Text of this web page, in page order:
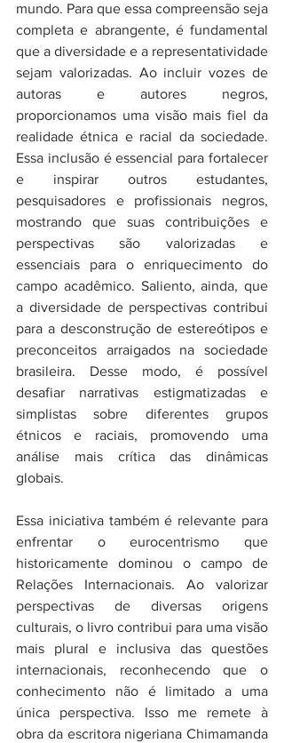
mundo. Para que essa compreensão seja
completa e abrangente, é fundamental
que a diversidade e a representatividade
sejam valorizadas. Ao incluir vozes de
autoras e autores negros,
proporcionamos uma visão mais fiel da
realidade étnica e racial da sociedade.
Essa inclusão é essencial para fortalecer
e inspirar outros estudantes,
pesquisadores e profissionais negros,
mostrando que suas contribuições e
perspectivas são valorizadas e
essenciais para o enriquecimento do
campo acadêmico. Saliento, ainda, que
a diversidade de perspectivas contribui
para a desconstrução de estereótipos e
preconceitos arraigados na sociedade
brasileira. Desse modo, é possível
desafiar narrativas estigmatizadas e
simplistas sobre diferentes grupos
étnicos e raciais, promovendo uma
análise mais crítica das dinâmicas
globais.
Essa iniciativa também é relevante para
enfrentar o eurocentrismo que
historicamente dominou o campo de
Relações Internacionais. Ao valorizar
perspectivas de diversas origens
culturais, o livro contribui para uma visão
mais plural e inclusiva das questões
internacionais, reconhecendo que o
conhecimento não é limitado a uma
única perspectiva. Isso me remete à
obra da escritora nigeriana Chimamanda